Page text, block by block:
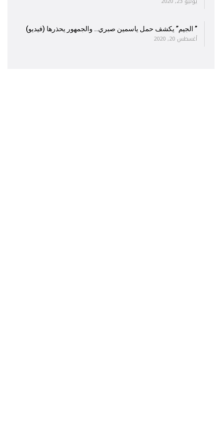
” الجيم” يكشف حمل ياسمين صبري.. والجمهور يحذرها (فيديو)
أغسطس 20, 2020